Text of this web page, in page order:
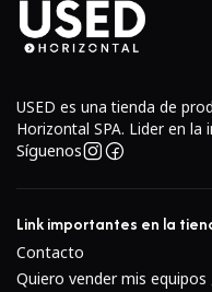
USED es una tienda de
Horizontal SPA. Lider en
Síguenos
Link importantes en la
Contacto
Quiero vender mis